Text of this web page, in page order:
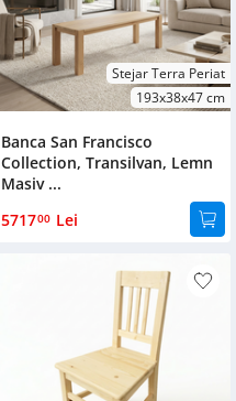
Stejar Terra Periat
193x38x47 cm
Banca San Francisco
Collection, Transilvan, Lemn
Masiv ...
571700 Lei